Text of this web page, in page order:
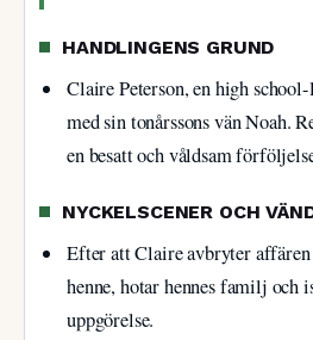
HANDLINGENS GRUND
Claire Peterson, en high
med sin tonårssons vän Noah.
en besatt och våldsam
NYCKELSCENER OCH
Efter att Claire avbryter affären
henne, hotar hennes familj och
uppgörelse.